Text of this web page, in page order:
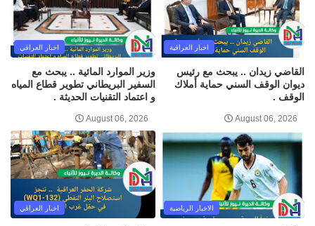
اخبار العراقية
القاضي زيدان .. يبحث مع رئيس
ديوان الوقف السني حماية أملاك
الوقف .
August 06, 2026
اخبار العراقي
وزير الموارد المائية .. يبحث مع
السفير البريطاني تطوير قطاع المياه
و اعتماد التقنيات الحديثة .
August 06, 2026
الاخبار الرياضية اخبار العراقي